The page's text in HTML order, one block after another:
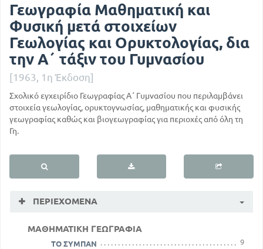
Γεωγραφία Μαθηματική και
Φυσική μετά στοιχείων
Γεωλογίας και Ορυκτολογίας, δια
την Α΄ τάξιν του Γυμνασίου
[1963, 1η Έκδοση]
Σχολικό εγχειρίδιο Γεωγραφίας Α΄ Γυμνασίου που περιλαμβάνει
στοιχεία γεωλογίας, ορυκτογνωσίας, μαθηματικής και φυσικής
γεωγραφίας καθώς και βιογεωγραφίας για περιοχές από όλη τη
Γη.
ΠΕΡΙΕΧΌΜΕΝΑ
ΜΑΘΗΜΑΤΙΚΗ ΓΕΩΓΡΑΦΙΑ
ΤΟ ΣΥΜΠΑΝ
9